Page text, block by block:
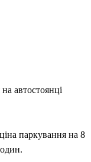
автостоянці
паркування на 8